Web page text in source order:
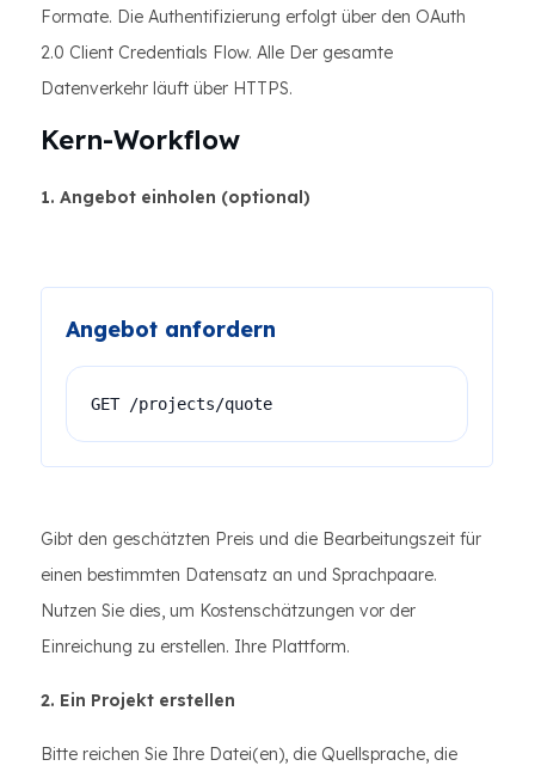
Formate. Die Authentifizierung erfolgt über den OAuth
2.0 Client Credentials Flow. Alle Der gesamte
Datenverkehr läuft über HTTPS.
Kern-Workflow
1. Angebot einholen (optional)
Angebot anfordern
GET /projects/quote
Gibt den geschätzten Preis und die Bearbeitungszeit für
einen bestimmten Datensatz an und Sprachpaare.
Nutzen Sie dies, um Kostenschätzungen vor der
Einreichung zu erstellen. Ihre Plattform.
2. Ein Projekt erstellen
Bitte reichen Sie Ihre Datei(en), die Quellsprache, die